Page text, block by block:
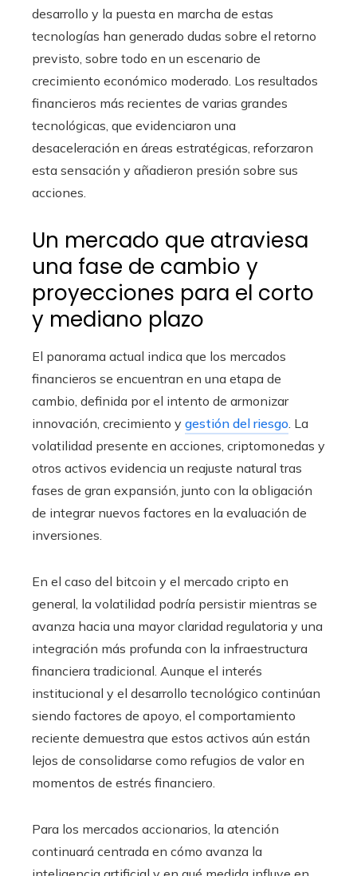
desarrollo y la puesta en marcha de estas
tecnologías han generado dudas sobre el retorno
previsto, sobre todo en un escenario de
crecimiento económico moderado. Los resultados
financieros más recientes de varias grandes
tecnológicas, que evidenciaron una
desaceleración en áreas estratégicas, reforzaron
esta sensación y añadieron presión sobre sus
acciones.
Un mercado que atraviesa
una fase de cambio y
proyecciones para el corto
y mediano plazo
El panorama actual indica que los mercados
financieros se encuentran en una etapa de
cambio, definida por el intento de armonizar
innovación, crecimiento y gestión del riesgo. La
volatilidad presente en acciones, criptomonedas y
otros activos evidencia un reajuste natural tras
fases de gran expansión, junto con la obligación
de integrar nuevos factores en la evaluación de
inversiones.
En el caso del bitcoin y el mercado cripto en
general, la volatilidad podría persistir mientras se
avanza hacia una mayor claridad regulatoria y una
integración más profunda con la infraestructura
financiera tradicional. Aunque el interés
institucional y el desarrollo tecnológico continúan
siendo factores de apoyo, el comportamiento
reciente demuestra que estos activos aún están
lejos de consolidarse como refugios de valor en
momentos de estrés financiero.
Para los mercados accionarios, la atención
continuará centrada en cómo avanza la